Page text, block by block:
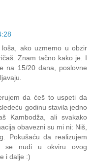
ako uzmemo u obzir
Znam tačno kako je. I
na 15/20 dana, poslovne
da ćeš to uspeti da
godinu stavila jedno
Kambodža, ali svakako
obavezni su mi ni: Niš,
Pokušaću da realizujem
se nudi u okviru ovog
i dalje :)